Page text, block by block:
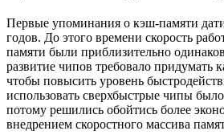
Первые упоминания о кэш-памяти
годов. До этого времени скорость
памяти были приблизительно
развитие чипов требовало придумать
чтобы повысить уровень
использовать сверхбыстрые чипы было
потому решились обойтись более
внедрением скоростного массива